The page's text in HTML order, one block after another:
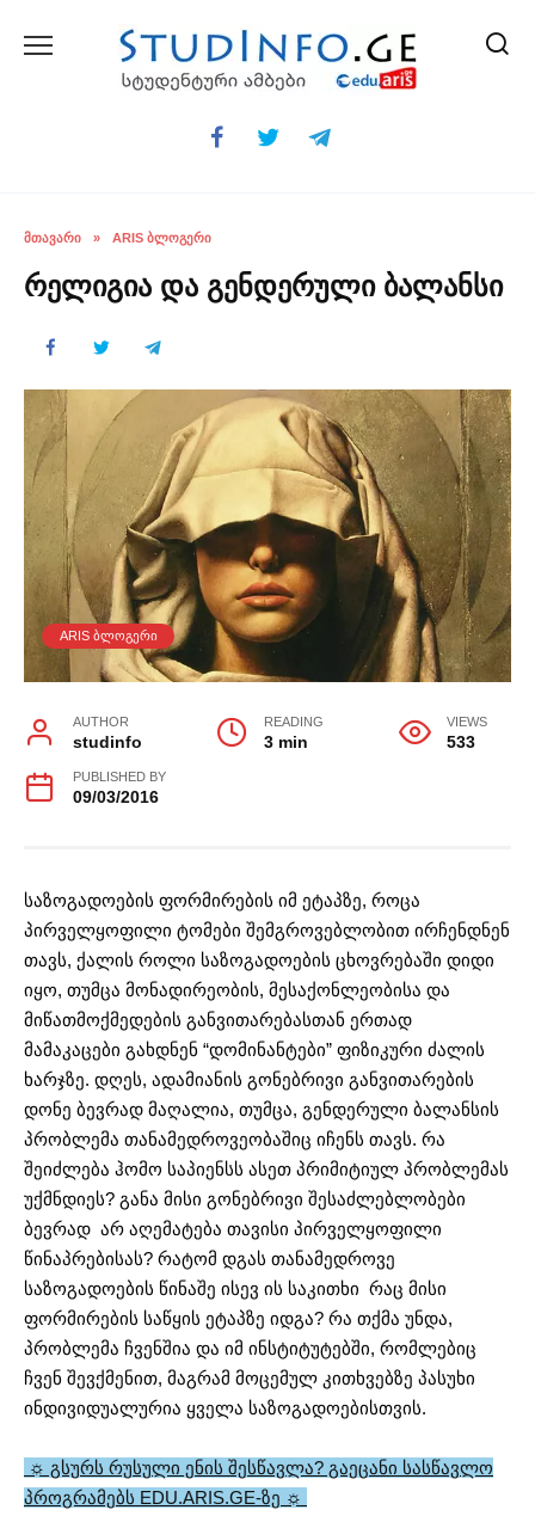
ᲛᲗᲐᲕᲐᲠᲘ » ARIS ᲑᲚᲝᲒᲔᲠᲘ
რელიგია და გენდერული ბალანსი
ARIS ᲑᲚᲝᲒᲔᲠᲘ
AUTHOR
studinfo
READING
3 min
VIEWS
533
PUBLISHED BY
09/03/2016
საზოგადოების ფორმირების იმ ეტაპზე, როცა
პირველყოფილი ტომები შემგროვებლობით ირჩენდნენ
თავს, ქალის როლი საზოგადოების ცხოვრებაში დიდი
იყო, თუმცა მონადირეობის, მესაქონლეობისა და
მიწათმოქმედების განვითარებასთან ერთად
მამაკაცები გახდნენ “დომინანტები” ფიზიკური ძალის
ხარჯზე. დღეს, ადამიანის გონებრივი განვითარების
დონე ბევრად მაღალია, თუმცა, გენდერული ბალანსის
პრობლემა თანამედროვეობაშიც იჩენს თავს. რა
შეიძლება ჰომო საპიენსს ასეთ პრიმიტიულ პრობლემას
უქმნდიეს? განა მისი გონებრივი შესაძლებლობები
ბევრად არ აღემატება თავისი პირველყოფილი
წინაპრებისას? რატომ დგას თანამედროვე
საზოგადოების წინაშე ისევ ის საკითხი რაც მისი
ფორმირების საწყის ეტაპზე იდგა? რა თქმა უნდა,
პრობლემა ჩვენშია და იმ ინსტიტუტებში, რომლებიც
ჩვენ შევქმენით, მაგრამ მოცემულ კითხვებზე პასუხი
ინდივიდუალურია ყველა საზოგადოებისთვის.
☼ გსურს რუსული ენის შესწავლა? გაეცანი სასწავლო
პროგრამებს EDU.ARIS.GE-ზე ☼